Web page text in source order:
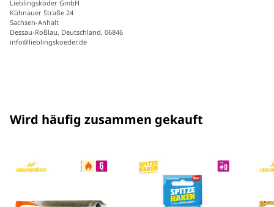
Lieblingsköder GmbH
Kühnauer Straße 24
Sachsen-Anhalt
Dessau-Roßlau, Deutschland, 06846
info@lieblingskoeder.de
Wird häufig zusammen gekauft